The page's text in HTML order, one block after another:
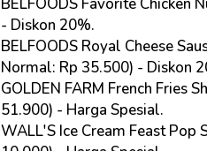
- Diskon 20%.
BELFOODS Royal Cheese
Normal: Rp 35.500) - Diskon
GOLDEN FARM French Fries
51.900) - Harga Spesial.
WALL'S Ice Cream Feast